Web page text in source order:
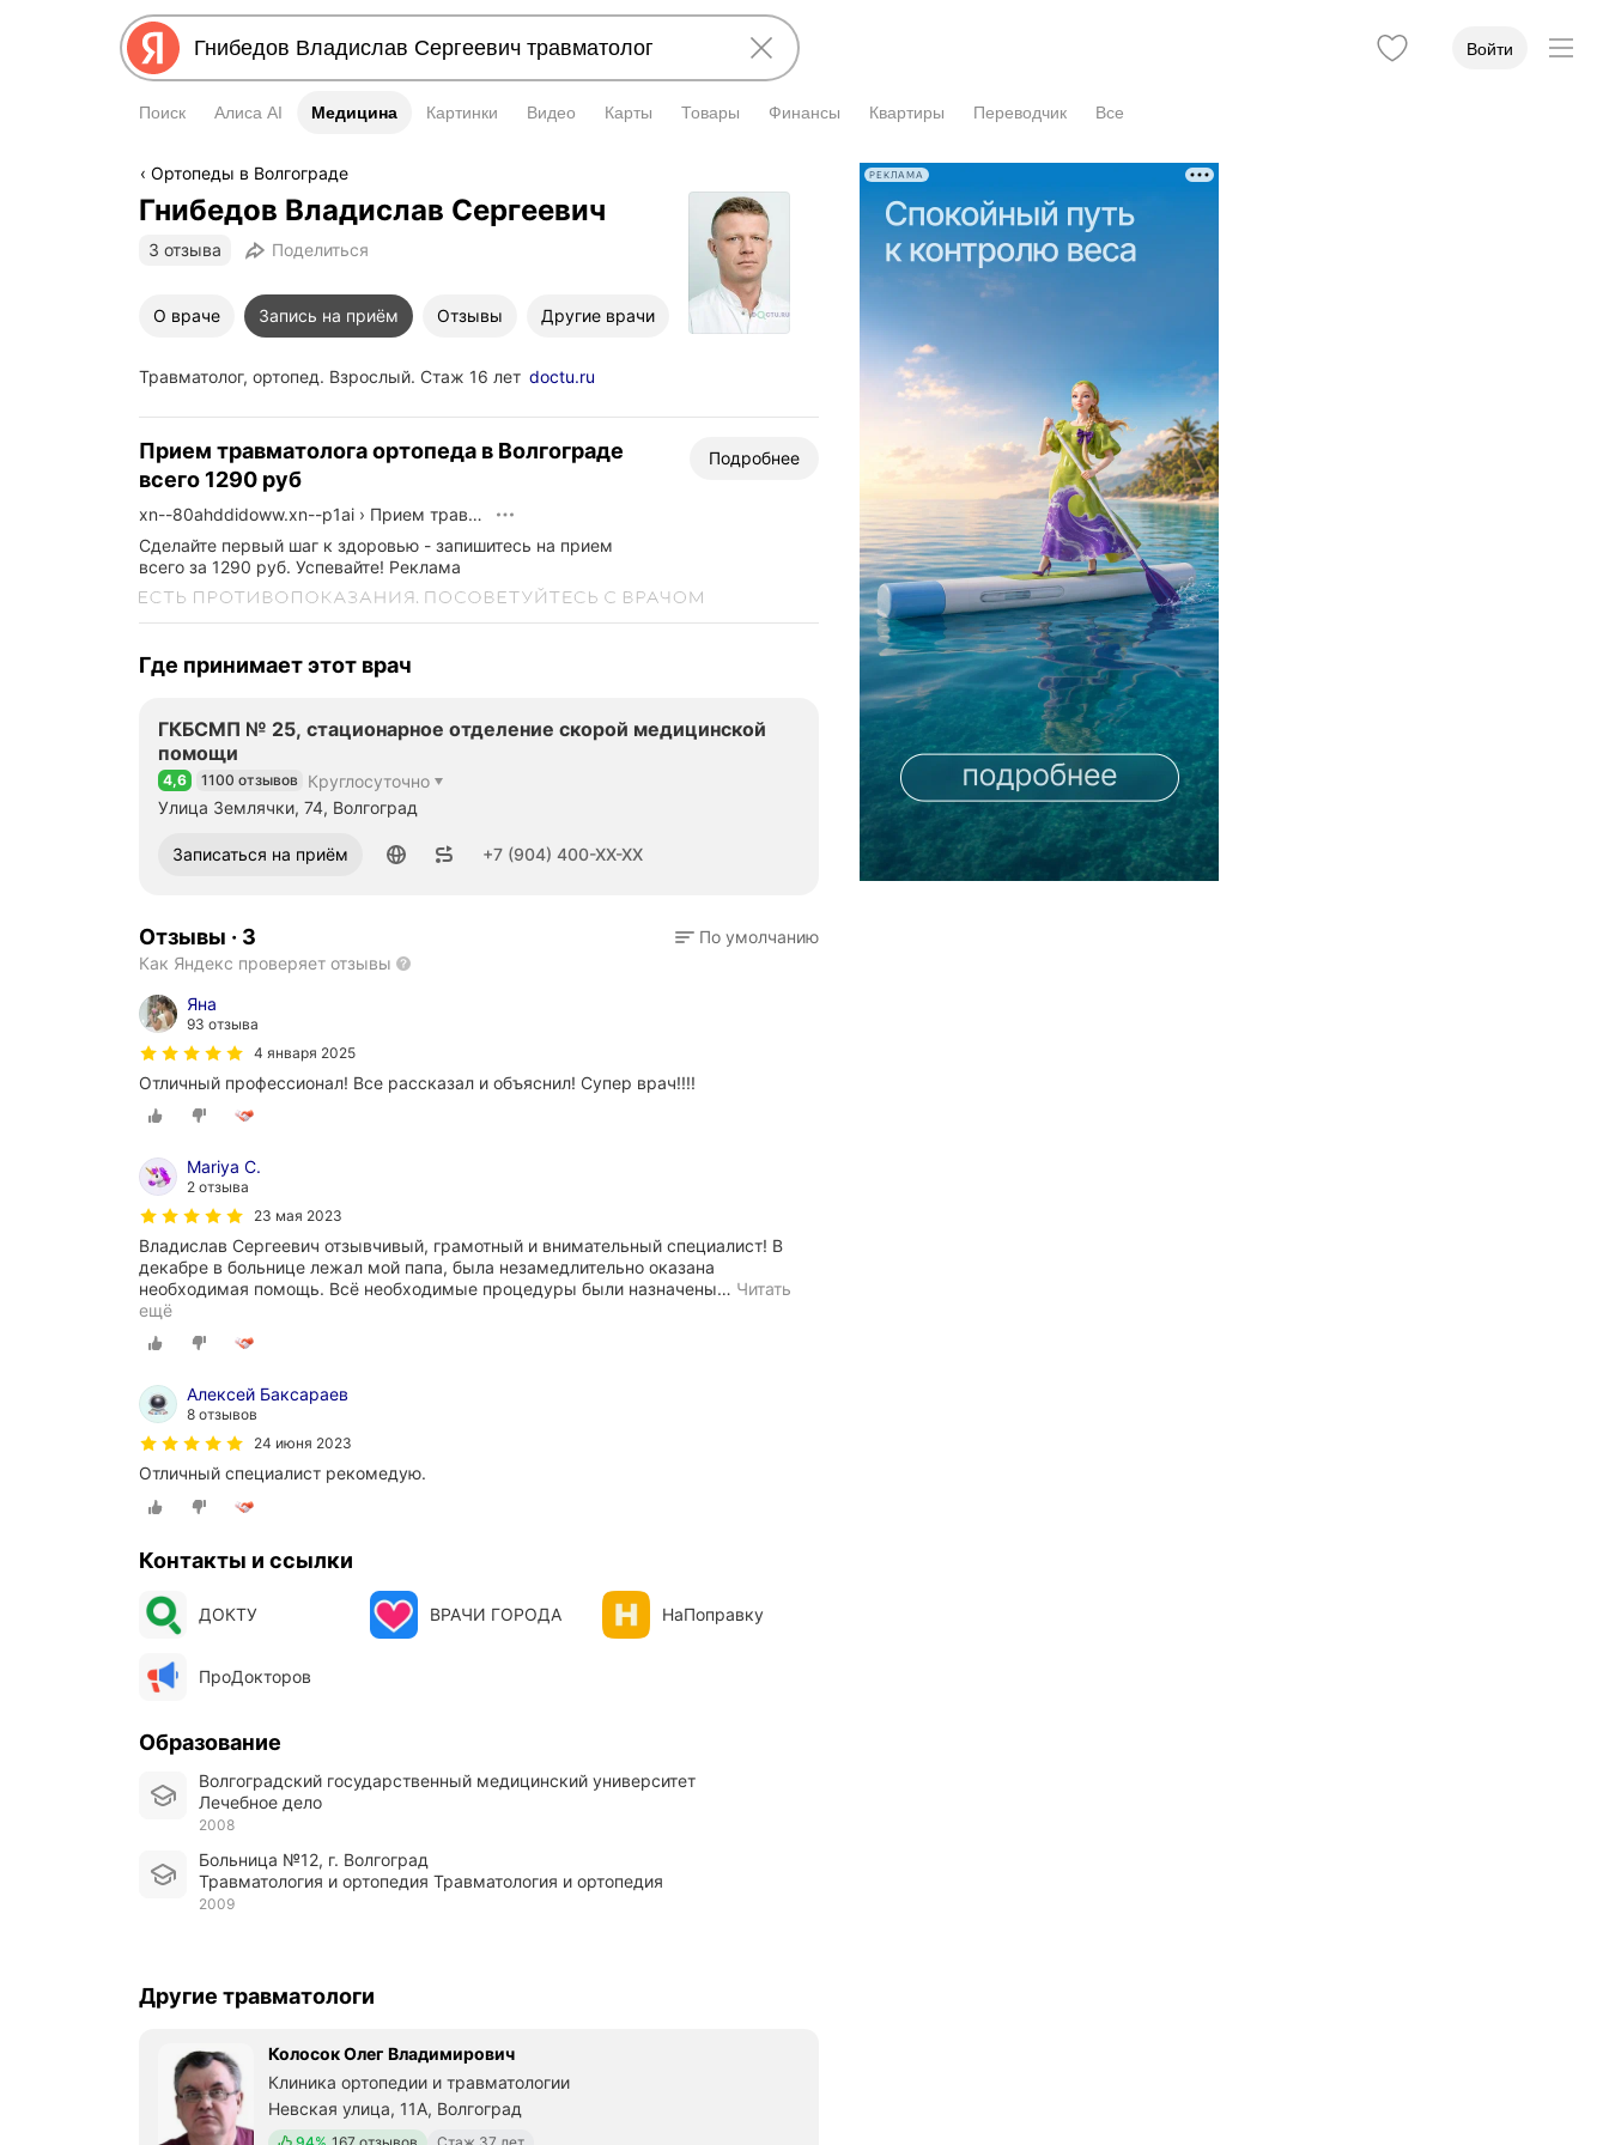
Войти
Поиск Алиса AI Медицина
Медицина Картинки Видео Карты Товары Финансы Квартиры Переводчик Все
Ортопеды в Волгограде
Гнибедов Владислав Сергеевич
3 отзыва Поделиться
О враче Запись на приём Отзывы Другие врачи
Травматолог, ортопед. Взрослый. Стаж 16 лет doctu.ru
Прием травматолога ортопеда в Волгограде
всего 1290 руб
xn--80ahddidoww.xn--p1ai › Прием травматолога ортопеда в Волгограде всего 1290 руб
Сделайте первый шаг к здоровью - запишитесь на прием
всего за 1290 руб. Успевайте! Реклама
Подробнее
Где принимает этот врач
ГКБСМП № 25, стационарное отделение скорой медицинской
помощи
Рейтинг 4,6 из 5
4,6 1100 отзывов Круглосуточно
Улица Землячки, 74, Волгоград
Записаться на приём
Номер телефона: +79044001564 +7 (904) 400-XX-XX
Отзывы · 3
Как Яндекс проверяет отзывы
По умолчанию
Яна
93 отзыва
4 января 2025
Отличный профессионал! Все рассказал и объяснил! Супер врач!!!!
Mariya С.
2 отзыва
23 мая 2023
Владислав Сергеевич отзывчивый, грамотный и внимательный специалист! В
декабре в больнице лежал мой папа, была незамедлительно оказана
необходимая помощь. Всё необходимые процедуры были назначены… Читать
ещё
Алексей Баксараев
8 отзывов
24 июня 2023
Отличный специалист рекомедую.
Контакты и ссылки
ДОКТУ ВРАЧИ ГОРОДА НаПоправку
ПроДокторов
Образование
Волгоградский государственный медицинский университет
Лечебное дело
2008
Больница №12, г. Волгоград
Травматология и ортопедия Травматология и ортопедия
2009
Другие травматологи
Колосок Олег Владимирович
Клиника ортопедии и травматологии
Невская улица, 11А, Волгоград
Положительных отзывов
РЕКЛАМА